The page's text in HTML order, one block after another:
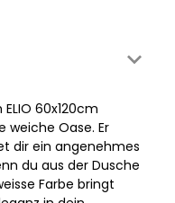
60x120cm
weiche Oase. Er
dir ein angenehmes
du aus der Dusche
Farbe bringt